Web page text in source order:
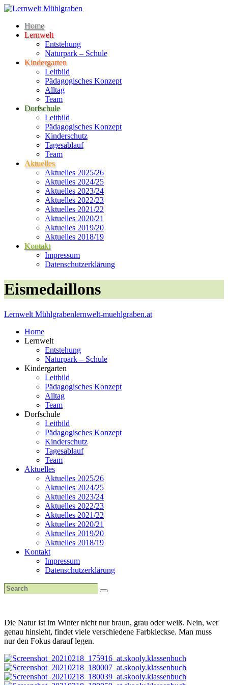
Home
Lernwelt
Entstehung
Naturpark – Schule
Kindergarten
Leitbild
Pädagogisches Konzept
Alltag
Team
Dorfschule
Leitbild
Pädagogisches Konzept
Kinderschutz
Tagesablauf
Team
Aktuelles
Aktuelles 2025/26
Aktuelles 2024/25
Aktuelles 2023/24
Aktuelles 2022/23
Aktuelles 2021/22
Aktuelles 2020/21
Aktuelles 2019/20
Aktuelles 2018/19
Kontakt
Impressum
Datenschutzerklärung
Eismedaillons
Lernwelt Mühlgrabenlernwelt-muehlgraben.at
Home
Lernwelt
Entstehung
Naturpark – Schule
Kindergarten
Leitbild
Pädagogisches Konzept
Alltag
Team
Dorfschule
Leitbild
Pädagogisches Konzept
Kinderschutz
Tagesablauf
Team
Aktuelles
Aktuelles 2025/26
Aktuelles 2024/25
Aktuelles 2023/24
Aktuelles 2022/23
Aktuelles 2021/22
Aktuelles 2020/21
Aktuelles 2019/20
Aktuelles 2018/19
Kontakt
Impressum
Datenschutzerklärung
Die Natur ist im Winter nicht nur braun, grau oder weiß. Nein, wer
genau hinsieht, findet viele verschiedene Farbkleckse. Man muss
nur den Fokus darauf legen.